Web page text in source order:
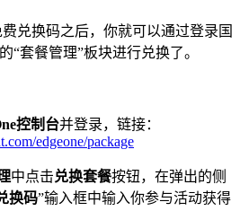
兑换码之后，你就可以通过登录国
“套餐管理”板块进行兑换了。
控制台并登录，链接：
edgeone/package
中点击兑换套餐按钮，在弹出的侧
换码”输入框中输入你参与活动获得